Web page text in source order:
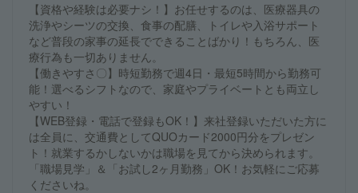
【資格や経験は必要ナシ！】お任せするのは、医療器具の
洗浄やシーツの交換、食事の配膳、トイレや入浴サポート
など普段の家事の延長でできることばかり！もちろん、医
療行為も一切ありません。
【働きやすさ〇】時短勤務で週4日・最短5時間から勤務可
能！選べるシフトなので、家庭やプライベートとも両立し
やすい！
【WEB登録・電話で登録もOK！】来社登録いただいた方に
は全員に、交通費としてQUOカード2000円分をプレゼン
ト！就業するかしないかは職場を見てから決められます。
「職場見学」＆「お試し2ヶ月勤務」OK！お気軽にご応募
くださいね。